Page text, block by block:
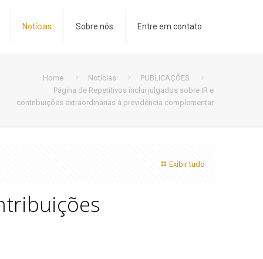
Notícias Sobre nós Entre em contato
Home Notícias
PUBLICAÇÕES
Página de Repetitivos inclui julgados sobre IR e
contribuições extraordinárias à previdência complementar
Exibir tudo